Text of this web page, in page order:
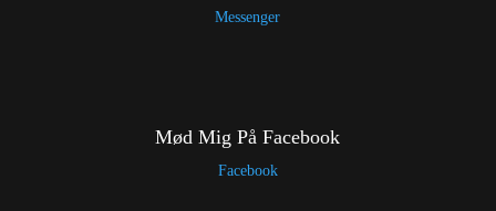
Messenger
Mød Mig På Facebook
Facebook